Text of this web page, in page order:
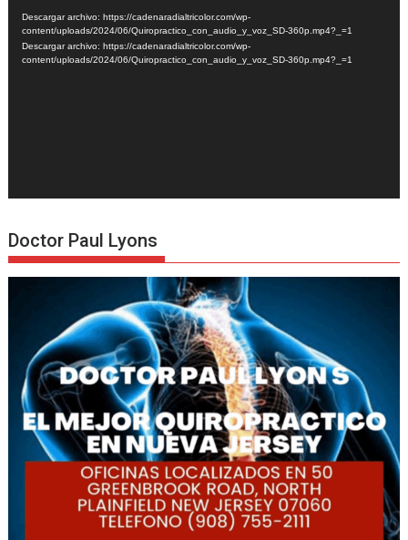
de
vídeo
Descargar archivo: https://cadenaradialtricolor.com/wp-
content/uploads/2024/06/Quiropractico_con_audio_y_voz_SD-360p.mp4?_=1
Descargar archivo: https://cadenaradialtricolor.com/wp-
content/uploads/2024/06/Quiropractico_con_audio_y_voz_SD-360p.mp4?_=1
Doctor Paul Lyons